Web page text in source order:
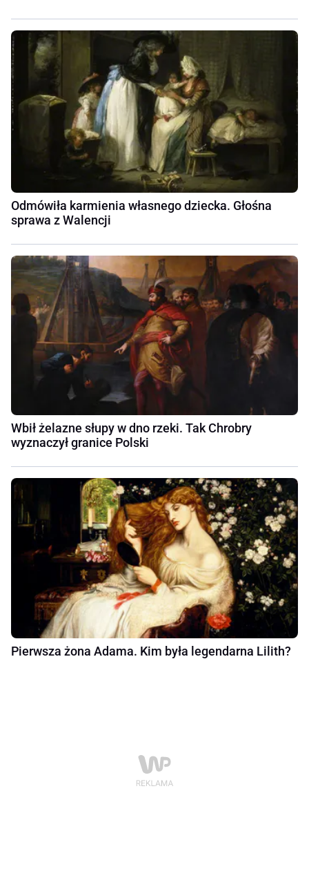
Odmówiła karmienia własnego dziecka. Głośna
sprawa z Walencji
Wbił żelazne słupy w dno rzeki. Tak Chrobry
wyznaczył granice Polski
Pierwsza żona Adama. Kim była legendarna Lilith?